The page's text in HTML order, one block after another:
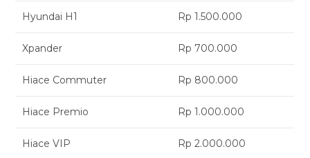
Hyundai H1 Rp 1.500.000
Xpander Rp 700.000
Hiace Commuter Rp 800.000
Hiace Premio Rp 1.000.000
Hiace VIP Rp 2.000.000